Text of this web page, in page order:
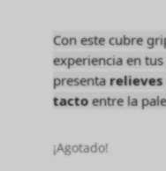
Con este cubre
experiencia en
presenta relieves
tactoentre la
¡Agotado!